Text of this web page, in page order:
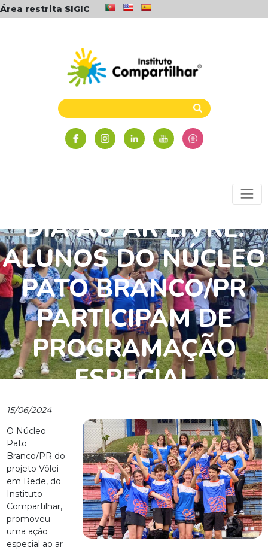
Área restrita SIGIC
DIA AO AR LIVRE:
ALUNOS DO NÚCLEO
PATO BRANCO/PR
PARTICIPAM DE
PROGRAMAÇÃO
ESPECIAL
15/06/2024
O Núcleo
Pato
Branco/PR do
projeto Vôlei
em Rede, do
Instituto
Compartilhar,
promoveu
uma ação
especial ao ar